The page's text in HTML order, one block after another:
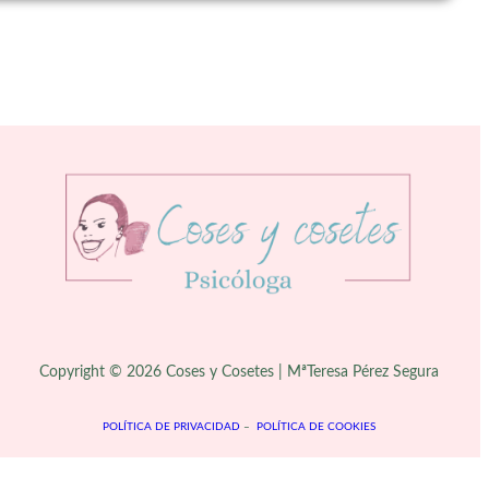
Copyright © 2026 Coses y Cosetes | MªTeresa Pérez Segura
POLÍTICA DE PRIVACIDAD– POLÍTICA DE COOKIES